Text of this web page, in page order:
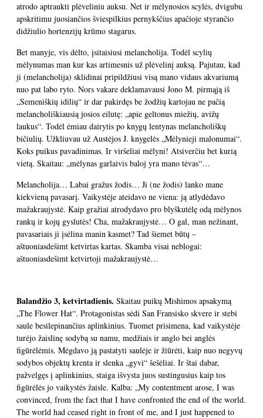
atrodo aptraukti plėveliniu auksu. Net ir mėlynosios scylės, dvigubu
apskritimu juosiančios šviespilkius pernykščius apačioje styrančio
didžiulio hortenzijų krūmo stagarus.
Bet manyje, vis dėlto, įsitaisiusi melancholija. Todėl scylių
mėlynumas man kur kas artimesnis už plėvelinį auksą. Pajutau, kad
ji (melancholija) sklidinai pripildžiusi visą mano vidaus akvariumą
nuo pat labo ryto. Nors vakare deklamavausi Jono M. pirmąją iš
„Semeniškių idilių“ ir dar pakirdęs be žodžių kartojau ne pačią
melancholiškiausią josios eilutę: „apie geltonus miežių, avižų
laukus“. Todėl ėmiau dairytis po knygų lentynas melancholiškų
bičiulių. Užkliuvau už Austėjos J. knygelės „Mėlynieji malonumai“.
Koks puikus pavadinimas. Ir viršeliai mėlyni! Atsiverčiu bet kurią
vietą. Skaitau: „mėlynas garlaivis baloj yra mano tėvas“…
Melancholija… Labai gražus žodis… Ji (ne žodis) lanko mane
kiekvieną pavasarį. Vaikystėje ateidavo ne viena: ją atlydėdavo
mažakraujystė. Kaip gražiai atrodydavo pro blyškutėlę odą mėlynos
rankų ir kojų gyslutės! Cha, mažakraujystė… O gal, man nežinant,
pavasariais ji įsėlina manin kasmet? Tad šiemet būtų –
aštuoniasdešimt ketvirtas kartas. Skamba visai neblogai:
aštuoniasdešimt ketvirtoji mažakraujystė…
Balandžio 3, ketvirtadienis. Skaitau puikų Mishimos apsakymą
„The Flower Hat“. Protagonistas sėdi San Fransisko skvere ir stebi
saule besilepinančius aplinkinius. Tuomet prisimena, kad vaikystėje
turėjo žaislinę sodybą su namu, medžiais ir anglo bei anglės
figūrėlėmis. Mėgdavo ją pastatyti saulėje ir žiūrėti, kaip nuo negyvų
sodybos objektų krenta ir slenka „gyvi“ šešėliai. Ir štai dabar,
pažvelgęs į aplinkinius, staiga išvysta juos sustingusius kaip tos
figūrėlės jo vaikystės žaisle. Kalba: „My contentment arose, I was
convinced, from the fact that I have confronted the end of the world.
The world had ceased right in front of me, and I just happened to